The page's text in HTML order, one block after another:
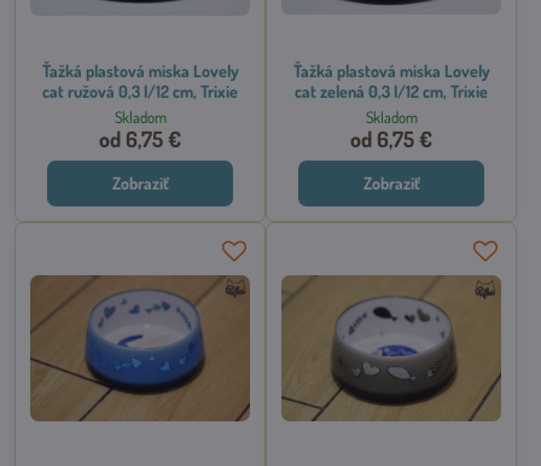
Ťažká plastová miska Lovely
cat ružová 0,3 l/12 cm, Trixie
Skladom
od 6,75 €
Zobraziť
Ťažká plastová miska Lovely
cat zelená 0,3 l/12 cm, Trixie
Skladom
od 6,75 €
Zobraziť